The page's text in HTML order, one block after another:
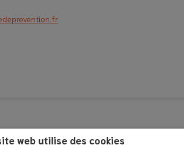
web utilise des cookies